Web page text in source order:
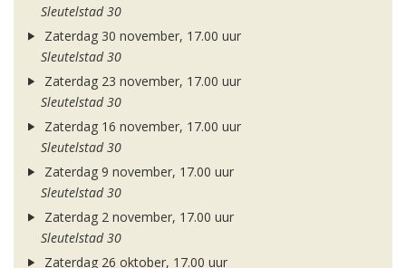
Sleutelstad 30
Zaterdag 30 november, 17.00 uur
Sleutelstad 30
Zaterdag 23 november, 17.00 uur
Sleutelstad 30
Zaterdag 16 november, 17.00 uur
Sleutelstad 30
Zaterdag 9 november, 17.00 uur
Sleutelstad 30
Zaterdag 2 november, 17.00 uur
Sleutelstad 30
Zaterdag 26 oktober, 17.00 uur